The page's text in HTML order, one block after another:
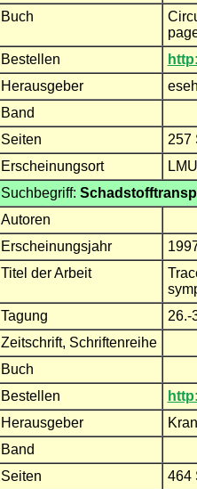
Buch
Bestellen
Herausgeber
Band
Seiten
257
Erscheinungsort
Suchbegriff:
Autoren
Erscheinungsjahr
Titel der Arbeit
Tagung
26.-
Zeitschrift, Schriftenreihe
Buch
Bestellen
Herausgeber
Band
Seiten
464